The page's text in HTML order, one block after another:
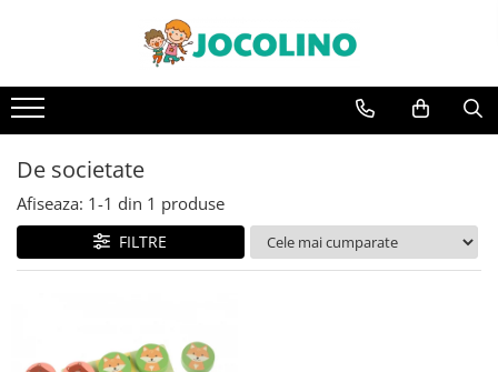
1 - 2 Ani
4 - 5 Ani
5 - 6 Ani
8 - 9 Ani
De societate
Afiseaza: 1-1 din 1 produse
FILTRE